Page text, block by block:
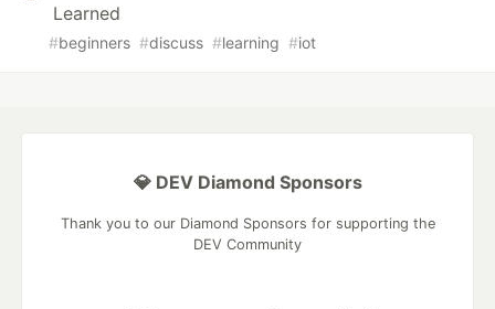
Learned
#beginners #discuss #learning #iot
💎 DEV Diamond Sponsors
Thank you to our Diamond Sponsors for supporting the
DEV Community